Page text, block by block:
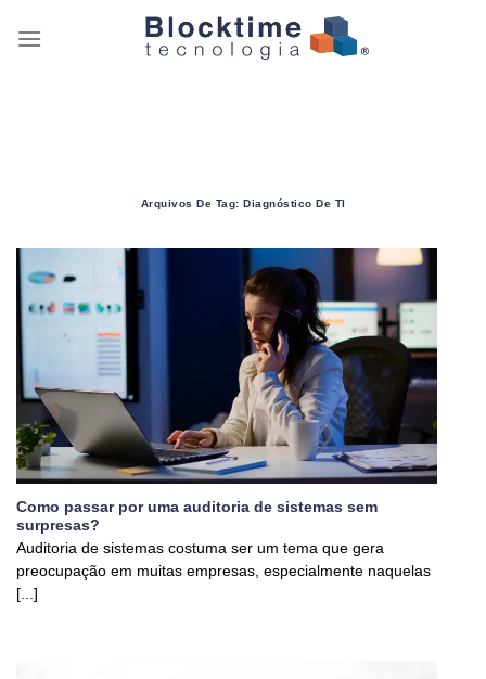
Arquivos De Tag: Diagnóstico De TI
Como passar por uma auditoria de sistemas sem
surpresas?
Auditoria de sistemas costuma ser um tema que gera
preocupação em muitas empresas, especialmente naquelas
[...]